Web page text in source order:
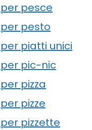
pesce
pesto
piatti unici
pic-nic
pizza
pizze
pizzette